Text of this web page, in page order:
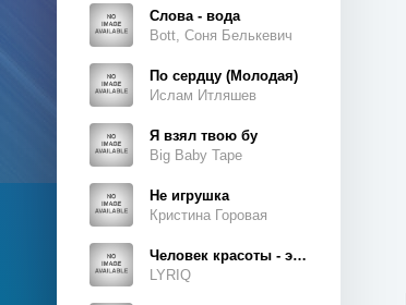
Слова - вода
Bott, Соня Белькевич
По сердцу (Молодая)
Ислам Итляшев
Я взял твою бу
Big Baby Tape
Не игрушка
Кристина Горовая
Человек красоты - это ты, это ты, это ты
LYRIQ